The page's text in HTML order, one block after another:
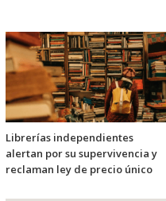
Librerías independientes
alertan por su supervivencia y
reclaman ley de precio único